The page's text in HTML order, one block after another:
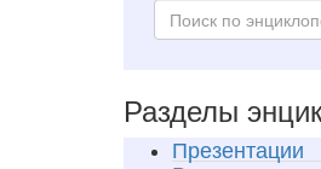
Разделы
Презентации